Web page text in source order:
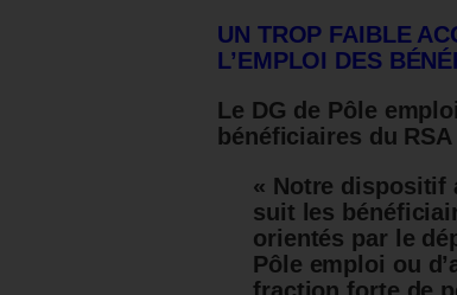
UN TROP FAIBLE
L’EMPLOI DES
Le DG de Pôle
bénéficiaires du RSA
« Notre dispositif
suit les
orientés par le
Pôle emploi ou